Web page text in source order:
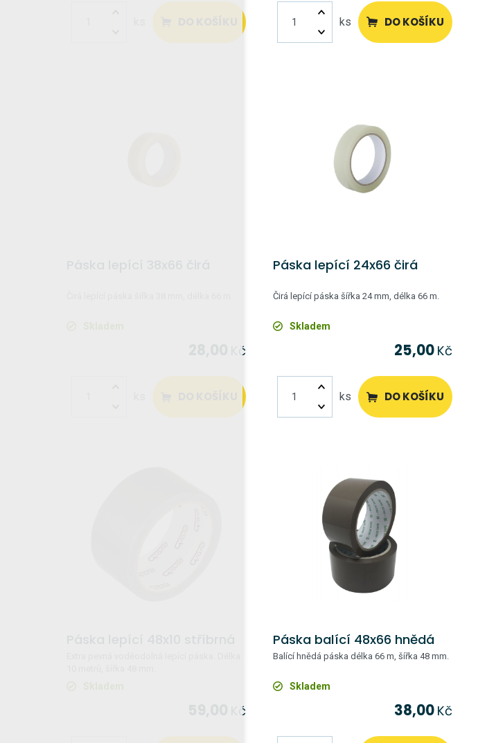
ks DO KOŠÍKU
Kč
Páska lepící 24x66 čirá
Čirá lepící páska šířka 24 mm, délka 66 m.
Skladem
25,00 Kč
ks DO KOŠÍKU
Kč
Páska balící 48x66 hnědá
Balící hnědá páska délka 66 m, šířka 48 mm.
Skladem
38,00 Kč